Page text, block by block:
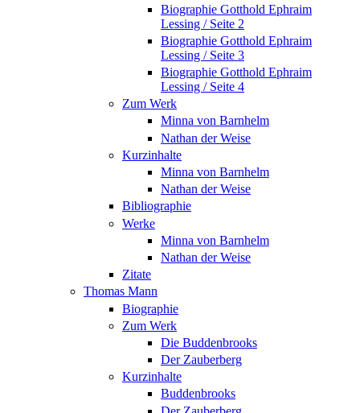
Biographie Gotthold Ephraim
Lessing / Seite 2
Biographie Gotthold Ephraim
Lessing / Seite 3
Biographie Gotthold Ephraim
Lessing / Seite 4
Zum Werk
Minna von Barnhelm
Nathan der Weise
Kurzinhalte
Minna von Barnhelm
Nathan der Weise
Bibliographie
Werke
Minna von Barnhelm
Nathan der Weise
Zitate
Thomas Mann
Biographie
Zum Werk
Die Buddenbrooks
Der Zauberberg
Kurzinhalte
Buddenbrooks